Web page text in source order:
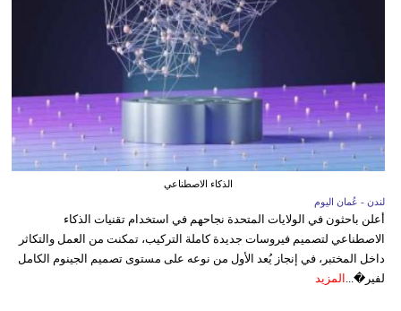
الذكاء الاصطناعي
لندن - عُمان اليوم
أعلن باحثون في الولايات المتحدة نجاحهم في استخدام تقنيات الذكاء
الاصطناعي لتصميم فيروسات جديدة كاملة التركيب، تمكنت من العمل والتكاثر
داخل المختبر، في إنجاز يُعد الأول من نوعه على مستوى تصميم الجينوم الكامل
لفير�... المزيد